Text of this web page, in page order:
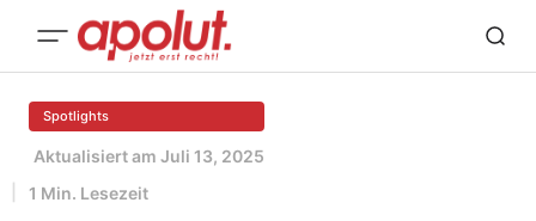
Spotlights
Aktualisiert am Juli 13, 2025
1 Min. Lesezeit